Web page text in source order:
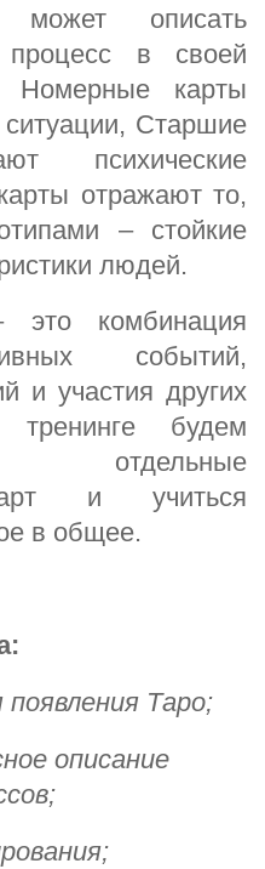
может описать
процесс в своей
Номерные карты
Старшие
психические
отражают то,
– стойкие
людей.
это комбинация
событий,
и участия других
будем
отдельные
и учиться
в общее.
Таро;
описание